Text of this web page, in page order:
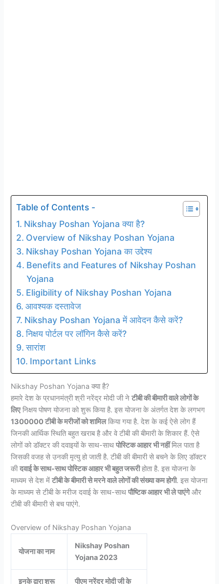
Table of Contents -
Nikshay Poshan Yojana क्या है?
Overview of Nikshay Poshan Yojana
Nikshay Poshan Yojana का उद्देश्य
Benefits and Features of Nikshay Poshan
Yojana
Eligibility of Nikshay Poshan Yojana
आवश्यक दस्तावेज
Nikshay Poshan Yojana में आवेदन कैसे करें?
निक्षय पोर्टल पर लॉगिन कैसे करें?
सारांश
Important Links
Nikshay Poshan Yojana क्या है?
हमारे देश के प्रधानमंत्री श्री नरेंद्र मोदी जी नेटीबी की बीमारी वाले लोगों के
लिएनिक्षय पोषण योजना को शुरू किया है. इस योजना के अंतर्गत देश के लगभग
1300000 टीबी के मरीजों को शामिलकिया गया है. देश के कई ऐसे लोग हैं
जिनकी आर्थिक स्थिति बहुत खराब है और वे टीबी की बीमारी के शिकार हैं. ऐसे
लोगों को डॉक्टर की दवाइयों के साथ-साथपोस्टिक आहार भी नहींमिल पाता है
जिसकी वजह से उनकी मृत्यु हो जाती है. टीबी की बीमारी से बचने के लिए डॉक्टर
कीदवाई के साथ-साथ पोस्टिक आहार भी बहुत जरूरीहोता है. इस योजना के
माध्यम से देश मेंटीबी के बीमारी से मरने वाले लोगों की संख्या कम होगी. इस योजना
के माध्यम से टीबी के मरीज दवाई के साथ-साथपौष्टिक आहार भी ले पाएंगेऔर
टीबी की बीमारी से बच पाएंगे.
Overview of Nikshay Poshan Yojana
योजना का नाम
Nikshay Poshan
Yojana 2023
इनके द्वारा शुरू पीएम नरेंद्र मोदी जी के